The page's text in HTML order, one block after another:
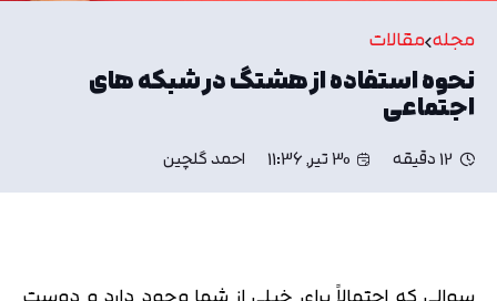
مجله مقالات
نحوه استفاده از هشتگ در شبکه های
اجتماعی
12 دقیقه 30 تیر, 11:36 احمد گلچین